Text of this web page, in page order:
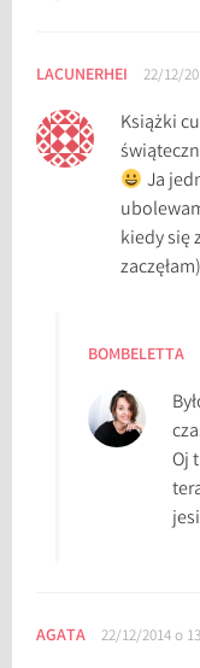
LACUNERHEI 22/12/
Książki
Ja
kiedy się
BOMBELETTA
Oj
AGATA 22/12/2014 o